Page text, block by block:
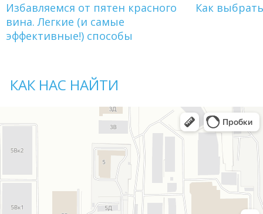
Избавляемся от пятен красного
вина. Легкие (и самые
эффективные!) способы
Как
КАК НАС НАЙТИ